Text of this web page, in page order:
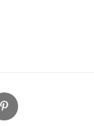
pinterest